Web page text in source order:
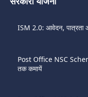
ISM 2.0: आवेदन, पात्रता
Post Office NSC
तक कमायें